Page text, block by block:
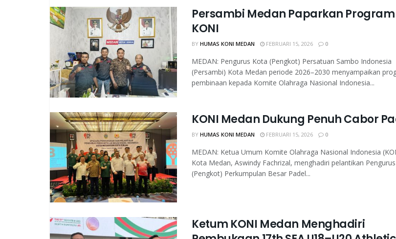
Persambi Medan Paparkan Program
KONI
BY HUMAS KONI MEDAN FEBRUARI 15, 2026 0
MEDAN: Pengurus Kota (Pengkot) Persatuan Sambo Indonesia
(Persambi) Kota Medan periode 2026–2030 menyampaikan
pembinaan kepada Komite Olahraga Nasional Indonesia...
KONI Medan Dukung Penuh Cabor
BY HUMAS KONI MEDAN FEBRUARI 15, 2026 0
MEDAN: Ketua Umum Komite Olahraga Nasional Indonesia
Kota Medan, Aswindy Fachrizal, menghadiri pelantikan
(Pengkot) Perkumpulan Besar Padel...
Ketum KONI Medan Menghadiri